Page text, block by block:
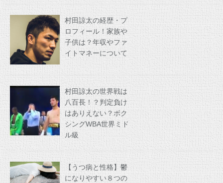
村田諒太の経歴・プ
ロフィール！家族や
子供は？年収やファ
イトマネーについて
村田諒太の世界戦は
八百長！？判定負け
はありえない？ボク
シングWBA世界ミド
ル級
【うつ病と性格】鬱
になりやすい８つの